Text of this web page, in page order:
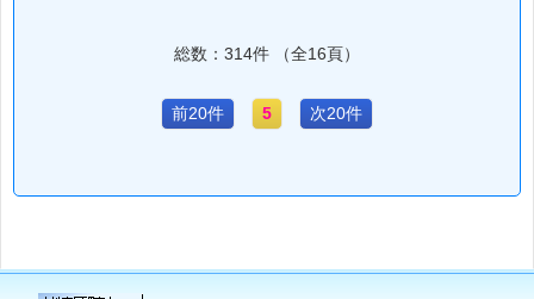
総数：314件 （全16頁）
前20件 5 次20件